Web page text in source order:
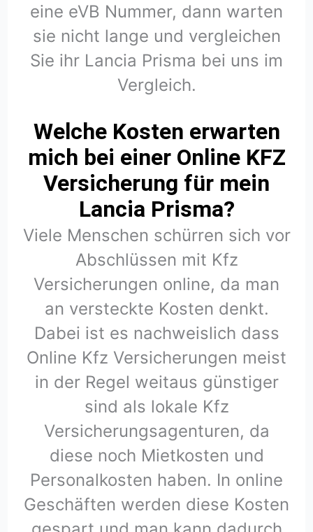
eine eVB Nummer, dann warten
sie nicht lange und vergleichen
Sie ihr Lancia Prisma bei uns im
Vergleich.
Welche Kosten erwarten
mich bei einer Online KFZ
Versicherung für mein
Lancia Prisma?
Viele Menschen schürren sich vor
Abschlüssen mit Kfz
Versicherungen online, da man
an versteckte Kosten denkt.
Dabei ist es nachweislich dass
Online Kfz Versicherungen meist
in der Regel weitaus günstiger
sind als lokale Kfz
Versicherungsagenturen, da
diese noch Mietkosten und
Personalkosten haben. In online
Geschäften werden diese Kosten